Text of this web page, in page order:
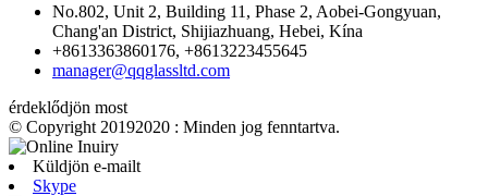
No.802, Unit 2, Building 11, Phase 2, Aobei-Gongyuan,
Chang'an District, Shijiazhuang, Hebei, Kína
+8613363860176, +8613223455645
manager@qqglassltd.com
érdeklődjön most
© Copyright 20192020 : Minden jog fenntartva.
Küldjön e-mailt
Skype